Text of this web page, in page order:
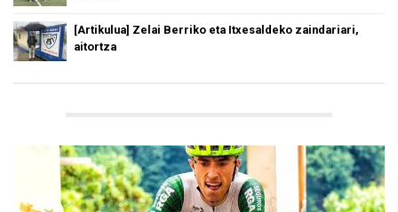
[Artikulua] Zelai Berriko eta Itxesaldeko zaindariari,
aitortza